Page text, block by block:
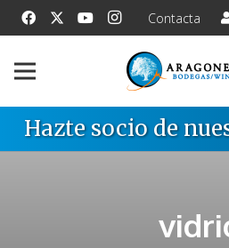
Contacta
Hazte socio de